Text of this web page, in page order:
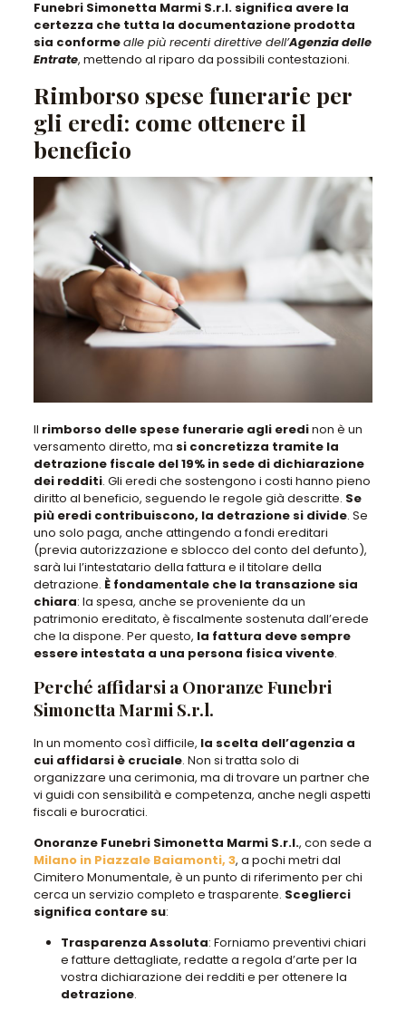
Funebri Simonetta Marmi S.r.l. significa avere la
certezza che tutta la documentazione prodotta
sia conformealle più recenti direttive dell’Agenzia delle
Entrate, mettendo al riparo da possibili contestazioni.
Rimborso spese funerarie per
gli eredi: come ottenere il
beneficio
Il rimborso delle spese funerarie agli eredinon è un
versamento diretto, ma si concretizza tramite la
detrazione fiscale del 19% in sede di dichiarazione
dei redditi. Gli eredi che sostengono i costi hanno pieno
diritto al beneficio, seguendo le regole già descritte. Se
più eredi contribuiscono, la detrazione si divide. Se
uno solo paga, anche attingendo a fondi ereditari
(previa autorizzazione e sblocco del conto del defunto),
sarà lui l’intestatario della fattura e il titolare della
detrazione. È fondamentale che la transazione sia
chiara: la spesa, anche se proveniente da un
patrimonio ereditato, è fiscalmente sostenuta dall’erede
che la dispone. Per questo, la fattura deve sempre
essere intestata a una persona fisica vivente.
Perché affidarsi a Onoranze Funebri
Simonetta Marmi S.r.l.
In un momento così difficile, la scelta dell’agenzia a
cui affidarsi è cruciale. Non si tratta solo di
organizzare una cerimonia, ma di trovare un partner che
vi guidi con sensibilità e competenza, anche negli aspetti
fiscali e burocratici.
Onoranze Funebri Simonetta Marmi S.r.l., con sede a
Milano in Piazzale Baiamonti, 3, a pochi metri dal
Cimitero Monumentale, è un punto di riferimento per chi
cerca un servizio completo e trasparente. Sceglierci
significa contare su:
Trasparenza Assoluta: Forniamo preventivi chiari
e fatture dettagliate, redatte a regola d’arte per la
vostra dichiarazione dei redditi e per ottenere la
detrazione.